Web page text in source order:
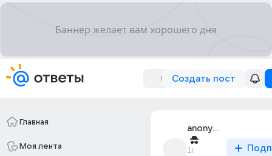
Создать пост
Главная
Моя лента
anonymous
1г